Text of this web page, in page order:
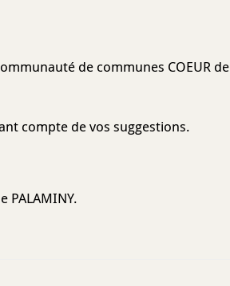
de communes COEUR de
compte de vos suggestions.
PALAMINY.